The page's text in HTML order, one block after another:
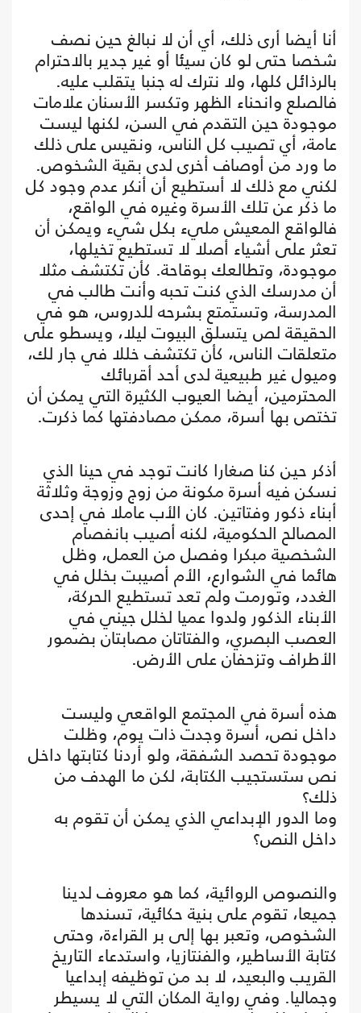
أنا أيضا أرى ذلك، أي أن لا نبالغ حين نصف
شخصا حتى لو كان سيئا أو غير جدير بالاحترام
بالرذائل كلها، ولا نترك له جنبا يتقلب عليه.
فالصلع وانحناء الظهر وتكسر الأسنان علامات
موجودة حين التقدم في السن، لكنها ليست
عامة، أي تصيب كل الناس، ونقيس على ذلك
ما ورد من أوصاف أخرى لدى بقية الشخوص.
لكني مع ذلك لا أستطيع أن أنكر عدم وجود كل
ما ذكر عن تلك الأسرة وغيره في الواقع،
فالواقع المعيش مليء بكل شيء ويمكن أن
تعثر على أشياء أصلا لا تستطيع تخيلها،
موجودة، وتطالعك بوقاحة. كأن تكتشف مثلا
أن مدرسك الذي كنت تحبه وأنت طالب في
المدرسة، وتستمتع بشرحه للدروس، هو في
الحقيقة لص يتسلق البيوت ليلا، ويسطو على
متعلقات الناس، كأن تكتشف خللا في جار لك،
وميول غير طبيعية لدى أحد أقربائك
المحترمين، أيضا العيوب الكثيرة التي يمكن أن
تختص بها أسرة، ممكن مصادفتها كما ذكرت.
أذكر حين كنا صغارا كانت توجد في حينا الذي
نسكن فيه أسرة مكونة من زوج وزوجة وثلاثة
أبناء ذكور وفتاتين. كان الأب عاملا في إحدى
المصالح الحكومية، لكنه أصيب بانفصام
الشخصية مبكرا وفصل من العمل، وظل
هائما في الشوارع، الأم أصيبت بخلل في
الغدد، وتورمت ولم تعد تستطيع الحركة،
الأبناء الذكور ولدوا عميا لخلل جيني في
العصب البصري، والفتاتان مصابتان بضمور
الأطراف وتزحفان على الأرض.
هذه أسرة في المجتمع الواقعي وليست
داخل نص، أسرة وجدت ذات يوم، وظلت
موجودة تحصد الشفقة، ولو أردنا كتابتها داخل
نص ستستجيب الكتابة، لكن ما الهدف من
ذلك؟
وما الدور الإبداعي الذي يمكن أن تقوم به
داخل النص؟
والنصوص الروائية، كما هو معروف لدينا
جميعا، تقوم على بنية حكائية، تسندها
الشخوص، وتعبر بها إلى بر القراءة، وحتى
كتابة الأساطير، والفنتازيا، واستدعاء التاريخ
القريب والبعيد، لا بد من توظيفه إبداعيا
وجماليا. وفي رواية المكان التي لا يسيطر